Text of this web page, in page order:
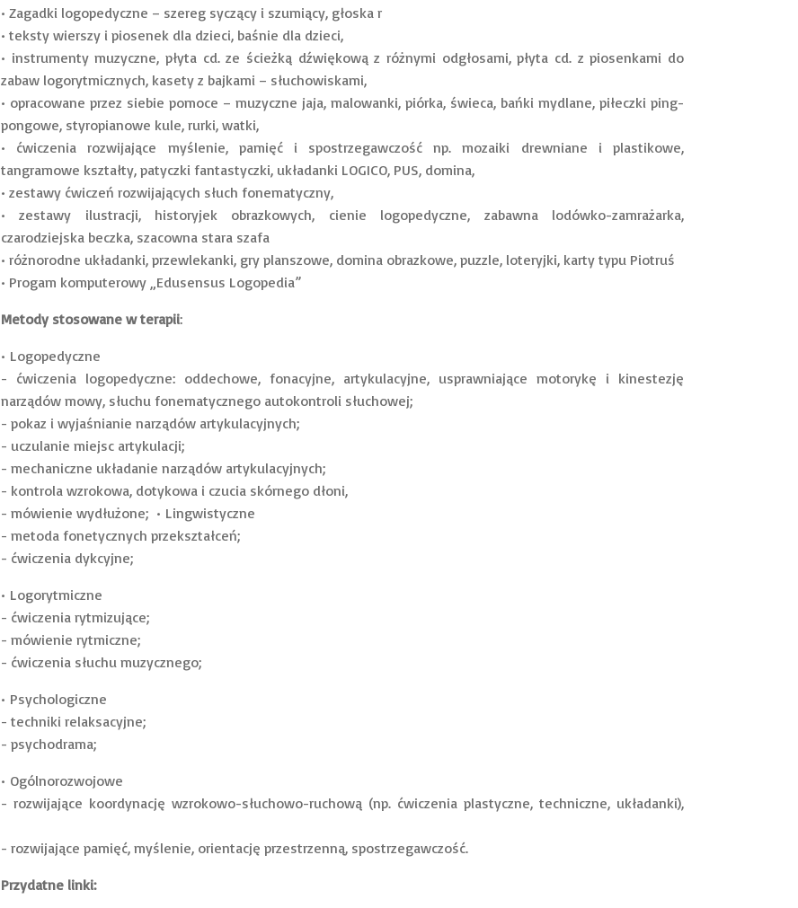
• Zagadki logopedyczne – szereg syczący i szumiący, głoska r
• teksty wierszy i piosenek dla dzieci, baśnie dla dzieci,
• instrumenty muzyczne, płyta cd. ze ścieżką dźwiękową z różnymi odgłosami, płyta cd. z piosenkami do
zabaw logorytmicznych, kasety z bajkami – słuchowiskami,
• opracowane przez siebie pomoce – muzyczne jaja, malowanki, piórka, świeca, bańki mydlane, piłeczki ping-
pongowe, styropianowe kule, rurki, watki,
• ćwiczenia rozwijające myślenie, pamięć i spostrzegawczość np. mozaiki drewniane i plastikowe,
tangramowe kształty, patyczki fantastyczki, układanki LOGICO, PUS, domina,
• zestawy ćwiczeń rozwijających słuch fonematyczny,
• zestawy ilustracji, historyjek obrazkowych, cienie logopedyczne, zabawna lodówko-zamrażarka,
czarodziejska beczka, szacowna stara szafa
• różnorodne układanki, przewlekanki, gry planszowe, domina obrazkowe, puzzle, loteryjki, karty typu Piotruś
• Progam komputerowy „Edusensus Logopedia”
Metody stosowane w terapii:
• Logopedyczne
- ćwiczenia logopedyczne: oddechowe, fonacyjne, artykulacyjne, usprawniające motorykę i kinestezję
narządów mowy, słuchu fonematycznego autokontroli słuchowej;
- pokaz i wyjaśnianie narządów artykulacyjnych;
- uczulanie miejsc artykulacji;
- mechaniczne układanie narządów artykulacyjnych;
- kontrola wzrokowa, dotykowa i czucia skórnego dłoni,
- mówienie wydłużone; • Lingwistyczne
- metoda fonetycznych przekształceń;
- ćwiczenia dykcyjne;
• Logorytmiczne
- ćwiczenia rytmizujące;
- mówienie rytmiczne;
- ćwiczenia słuchu muzycznego;
• Psychologiczne
- techniki relaksacyjne;
- psychodrama;
• Ogólnorozwojowe
- rozwijające koordynację wzrokowo-słuchowo-ruchową (np. ćwiczenia plastyczne, techniczne, układanki),
- rozwijające pamięć, myślenie, orientację przestrzenną, spostrzegawczość.
Przydatne linki: